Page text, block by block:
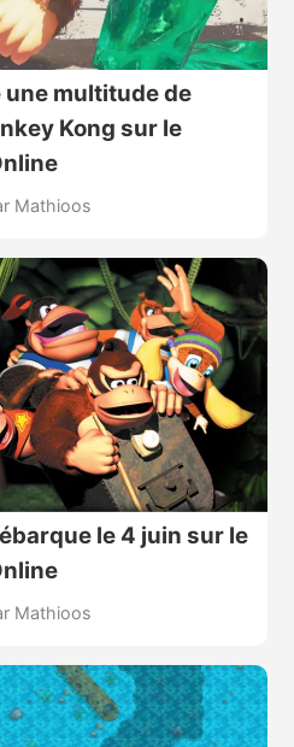
multitude de
Kong sur le
Mathioos
le 4 juin sur le
Mathioos